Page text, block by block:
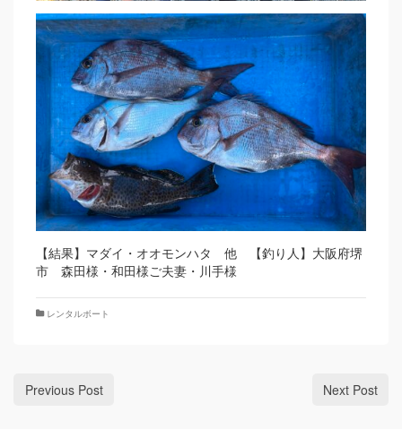
【結果】マダイ・オオモンハタ 他 【釣り人】大阪府堺
市 森田様・和田様ご夫妻・川手様
レンタルボート
Previous Post Next Post